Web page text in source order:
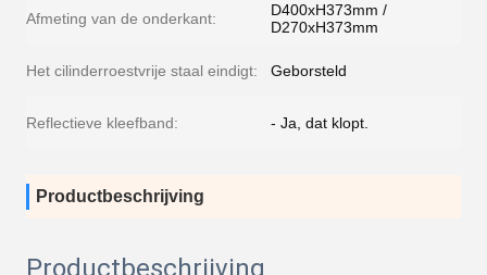
Afmeting van de onderkant:
D400xH373mm /
D270xH373mm
Het cilinderroestvrije staal eindigt: Geborsteld
Reflectieve kleefband: - Ja, dat klopt.
Productbeschrijving
Productbeschrijving